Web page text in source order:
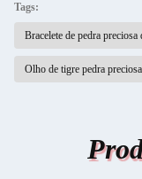
Tags:
Bracelete de pedra preciosa
Olho de tigre pedra